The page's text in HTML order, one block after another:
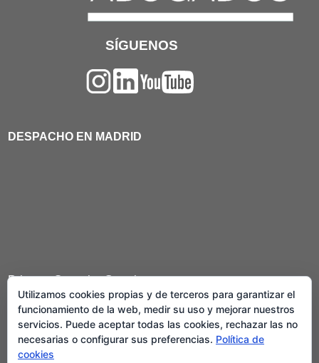
SÍGUENOS
DESPACHO EN MADRID
Primera Consulta Gratuita
Llevamos casos en toda España
Utilizamos cookies propias y de terceros para garantizar el
funcionamiento de la web, medir su uso y mejorar nuestros
servicios. Puede aceptar todas las cookies, rechazar las no
necesarias o configurar sus preferencias. Política de
cookies